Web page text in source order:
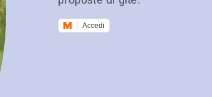
Accedi